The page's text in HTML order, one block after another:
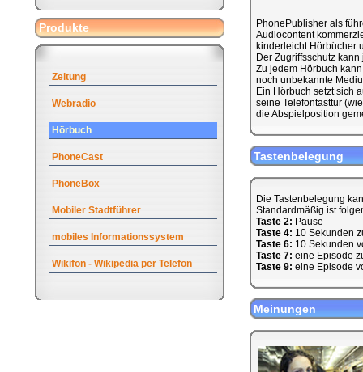
Produkte
Zeitung
Webradio
Hörbuch
PhoneCast
PhoneBox
Mobiler Stadtführer
mobiles Informationssystem
Wikifon - Wikipedia per Telefon
PhonePublisher als
Audiocontent
kinderleicht Hörbücher
Der Zugriffsschutz
Zu jedem Hörbuch
noch unbekannte
Ein Hörbuch setzt sich
seine Telefontasttur
die Abspielposition
Tastenbelegung
Die Tastenbelegung
Standardmäßig ist
Taste 2: Pause
Taste 4: 10 Sekunden
Taste 6: 10 Sekunden
Taste 7: eine Episode
Taste 9: eine Episode
Meinungen